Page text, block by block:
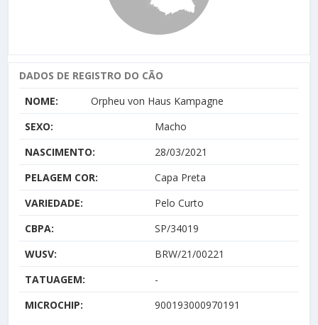
DADOS DE REGISTRO DO CÃO
NOME:
Orpheu von Haus Kampagne
SEXO:
Macho
NASCIMENTO:
28/03/2021
PELAGEM COR:
Capa Preta
VARIEDADE:
Pelo Curto
CBPA:
SP/34019
WUSV:
BRW/21/00221
TATUAGEM:
-
MICROCHIP:
900193000970191